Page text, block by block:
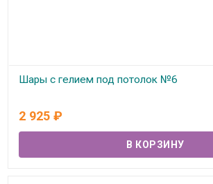
Шары с гелием под потолок №6
2 925 ₽